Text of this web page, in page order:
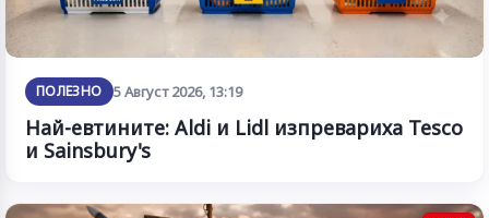
ПОЛЕЗНО 5 Август 2026, 13:19
Най-евтините: Aldi и Lidl изпревариха Tesco
и Sainsbury's